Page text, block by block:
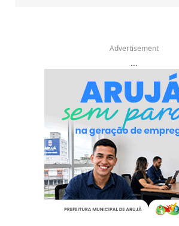
Advertisement
...